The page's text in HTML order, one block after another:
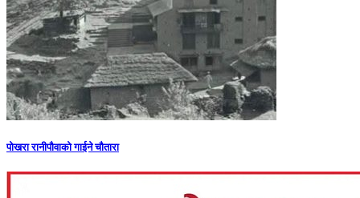
पोखरा रानीपौवाको गाईने चौतारा